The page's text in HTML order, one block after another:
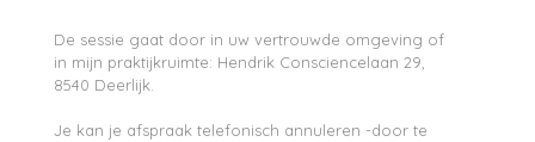
De sessie gaat door in uw vertrouwde omgeving of
in mijn praktijkruimte: Hendrik Consciencelaan 29,
8540 Deerlijk.
Je kan je afspraak telefonisch annuleren -door te